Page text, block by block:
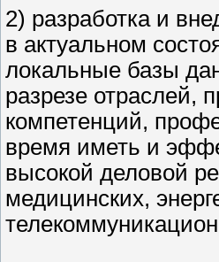
2) разработка и
в актуальном
локальные базы
разрезе отраслей,
компетенций,
время иметь и
высокой деловой
медицинских,